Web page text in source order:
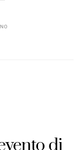
di